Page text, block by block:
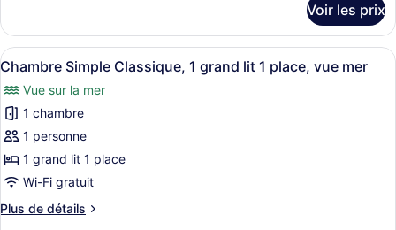
Chambre
Standard
Double
ou
avec
lits
jumeaux
le
type
de
Chambre
Standard
ou
avec
lits
jumeaux
Voir les prix
Afficher
toutes
les
photos
pour
ce
type
de
chambre :
Une chambre d’hôtel avec un lit,
8
Chambre Simple Classique, 1 grand lit 1 place, vue mer
Vue sur la mer
1 chambre
1 personne
1 grand lit 1 place
Wi-Fi gratuit
Plus de détails
Plus